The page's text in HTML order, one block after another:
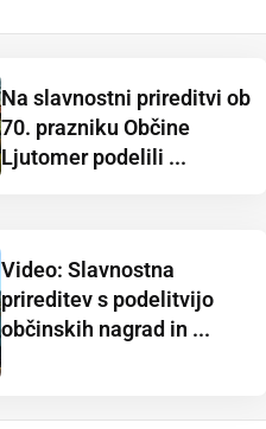
Na slavnostni prireditvi ob
70. prazniku Občine
Ljutomer podelili ...
Video: Slavnostna
prireditev s podelitvijo
občinskih nagrad in ...